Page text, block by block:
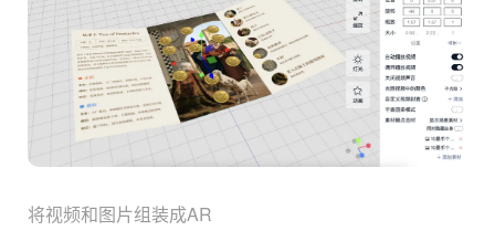
将视频和图片组装成AR